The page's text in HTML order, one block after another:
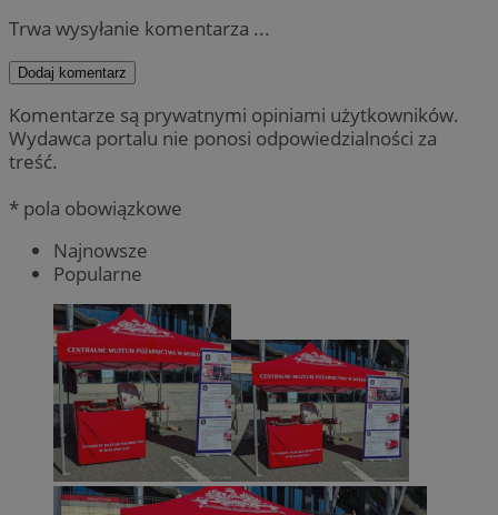
Trwa wysyłanie komentarza ...
Dodaj komentarz
Komentarze są prywatnymi opiniami użytkowników.
Wydawca portalu nie ponosi odpowiedzialności za
treść.
* pola obowiązkowe
Najnowsze
Popularne